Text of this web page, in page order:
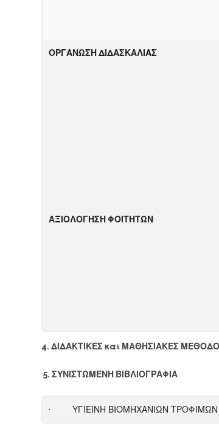
ΟΡΓΑΝΩΣΗ ΔΙΔΑΣΚΑΛΙΑΣ
ΑΞΙΟΛΟΓΗΣΗ ΦΟΙΤΗΤΩΝ
4. ΔΙΔΑΚΤΙΚΕΣ και ΜΑΘΗΣΙΑΚΕΣ
5.ΣΥΝΙΣΤΩΜΕΝΗ ΒΙΒΛΙΟΓΡΑΦΙΑ
· ΥΓΙΕΙΝΗ ΒΙΟΜΗΧΑΝΙΩΝ ΤΡΟΦΙΜΩΝ